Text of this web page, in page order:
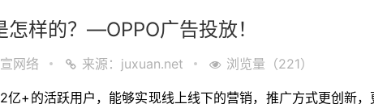
样的？—OPPO广告投放！
网络 来源：juxuan.net 浏览量（221）
亿+的活跃用户，能够实现线上线下的营销，推广方式更创新